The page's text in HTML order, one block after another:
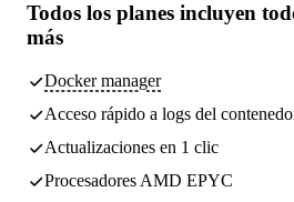
Todos los planes incluyen
más
Docker manager
Acceso rápido a logs del
Actualizaciones en 1 clic
Procesadores AMD EPYC